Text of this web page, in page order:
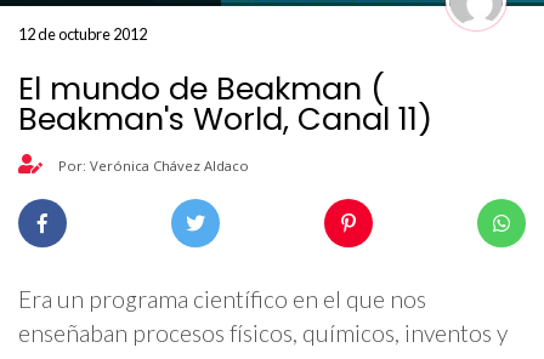
12 de octubre 2012
El mundo de Beakman (
Beakman's World, Canal 11)
Por: Verónica Chávez Aldaco
Era un programa científico en el que nos
enseñaban procesos físicos, químicos, inventos y